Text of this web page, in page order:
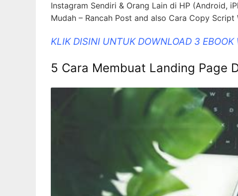
Instagram Sendiri & Orang Lain di HP (Android,
Mudah – Rancah Post and also Cara Copy
KLIK DISINI UNTUK DOWNLOAD 3
5 Cara Membuat Landing Page